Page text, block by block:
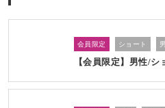
会員限定 ショート
【会員限定】男性/